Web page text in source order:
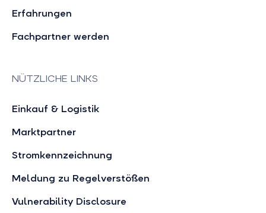
Erfahrungen
Fachpartner werden
NÜTZLICHE LINKS
Einkauf & Logistik
Marktpartner
Stromkennzeichnung
Meldung zu Regelverstößen
Vulnerability Disclosure